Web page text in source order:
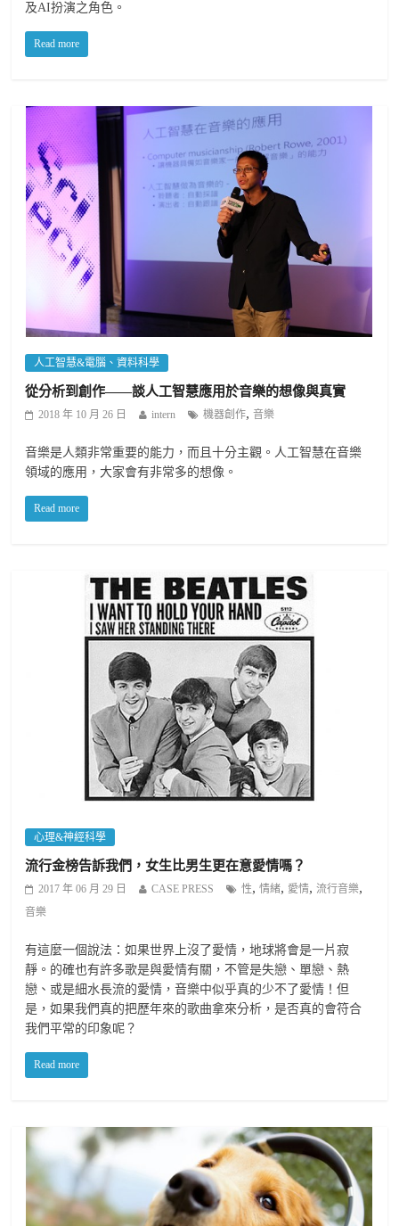
及AI扮演之角色。
Read more
人工智慧&電腦、資料科學
從分析到創作——談人工智慧應用於音樂的想像與真實
2018 年 10 月 26 日 intern 機器創作,音樂
音樂是人類非常重要的能力，而且十分主觀。人工智慧在音樂
領域的應用，大家會有非常多的想像。
Read more
心理&神經科學
流行金榜告訴我們，女生比男生更在意愛情嗎？
2017 年 06 月 29 日 CASE PRESS 性,情緒, 愛情,流行音樂,
音樂
有這麼一個說法：如果世界上沒了愛情，地球將會是一片寂
靜。的確也有許多歌是與愛情有關，不管是失戀、單戀、熱
戀、或是細水長流的愛情，音樂中似乎真的少不了愛情！但
是，如果我們真的把歷年來的歌曲拿來分析，是否真的會符合
我們平常的印象呢？
Read more